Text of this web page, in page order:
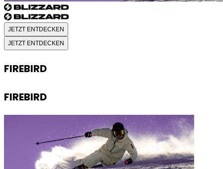
JETZT ENTDECKEN
JETZT ENTDECKEN
FIREBIRD
FIREBIRD